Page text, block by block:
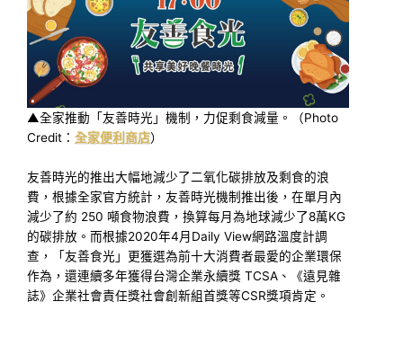
▲全家推動「友善時光」機制，力促剩食減量。（Photo
Credit： 全家便利商店）
友善時光的推出大幅地減少了二氧化碳排放及剩食的浪
費，根據全家官方統計，友善時光機制推出後，在單月內
減少了約 250 噸食物浪費，換算每月為地球減少了8萬KG
的碳排放。而根據2020年4月Daily View網路溫度計調
查，「友善食光」更獲選為前十大消費者最愛的企業環保
作為，還連續多年獲得台灣企業永續獎 TCSA、《遠見雜
誌》企業社會責任獎社會創新組首獎等CSR獎項肯定。